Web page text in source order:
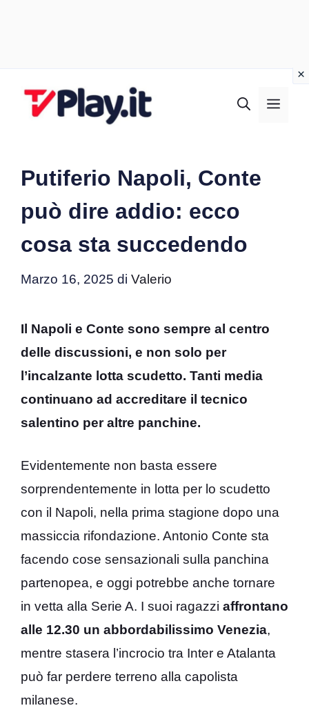
Putiferio Napoli, Conte
può dire addio: ecco
cosa sta succedendo
Marzo 16, 2025 di Valerio
Il Napoli e Conte sono sempre al centro
delle discussioni, e non solo per
l’incalzante lotta scudetto. Tanti media
continuano ad accreditare il tecnico
salentino per altre panchine.
Evidentemente non basta essere
sorprendentemente in lotta per lo scudetto
con il Napoli, nella prima stagione dopo una
massiccia rifondazione. Antonio Conte sta
facendo cose sensazionali sulla panchina
partenopea, e oggi potrebbe anche tornare
in vetta alla Serie A. I suoi ragazzi affrontano
alle 12.30 un abbordabilissimo Venezia,
mentre stasera l’incrocio tra Inter e Atalanta
può far perdere terreno alla capolista
milanese.